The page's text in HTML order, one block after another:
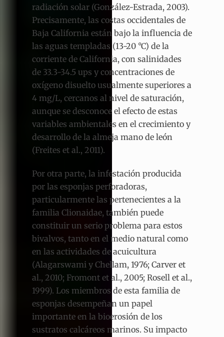
radiación solar (González-Estrada, 2003).
Precisamente, las costas occidentales de
Baja California están bajo la influencia de
las aguas templadas (13-20 °C) de la
corriente de California, con salinidades
de 33.3-34.5 ups y concentraciones de
oxígeno disuelto usualmente superiores a
4 mg/L, cercanos al nivel de saturación,
aunque se desconoce el efecto de estas
variables ambientales en el crecimiento y
desarrollo de la almeja mano de león
(Freites et al., 2011).
Por otra parte, la infestación producida
por las esponjas perforadoras,
particularmente las pertenecientes a la
familia Clionaidae, también puede
constituir un serio problema para estos
bivalvos, tanto en el medio natural como
en las actividades de acuicultura
(Alagarswami y Chellam, 1976; Carver et
al., 2010; Fromont et al., 2005; Rosell et al.,
1999). Los miembros de esta familia de
esponjas desempeñan un papel
importante en la bioerosión de los
sustratos calcáreos marinos. Su impacto